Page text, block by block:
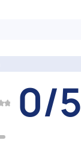
0/5